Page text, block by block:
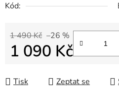
Kód:
1 490 Kč –26 %
1 090 Kč
Tisk Zeptat se